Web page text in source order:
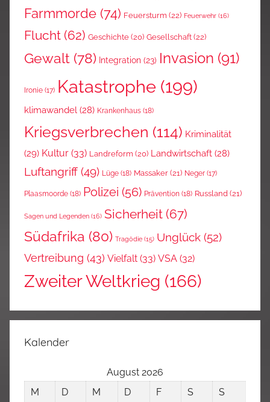
Farmmorde (74) Feuersturm (22) Feuerwehr (16)
Flucht (62) Geschichte (20) Gesellschaft(22)
Gewalt (78) Integration (23) Invasion (91)
Ironie (17) Katastrophe (199)
klimawandel (28) Krankenhaus (18)
Kriegsverbrechen (114) Kriminalität
(29) Kultur (33) Landreform (20) Landwirtschaft (28)
Luftangriff (49) Lüge (18) Massaker (21) Neger (17)
Plaasmoorde (18) Polizei (56) Prävention (18) Russland (21)
Sagen und Legenden (16) Sicherheit (67)
Südafrika (80) Tragödie (15) Unglück (52)
Vertreibung (43) Vielfalt (33) VSA (32)
Zweiter Weltkrieg (166)
Kalender
August 2026
M
D M D F S
S